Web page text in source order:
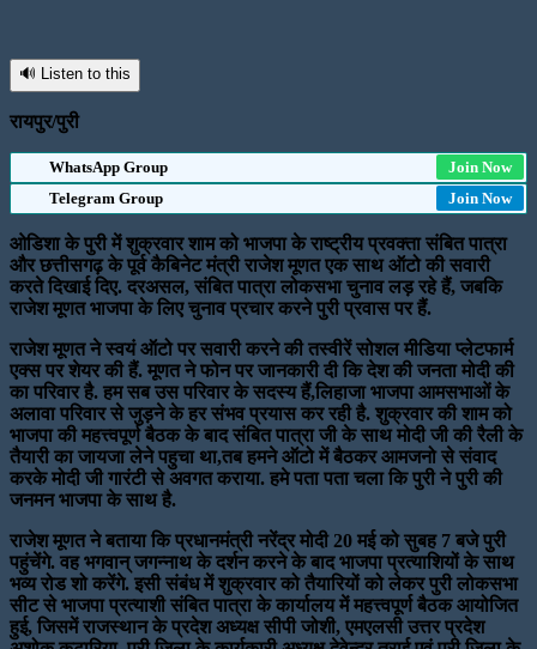
🔊 Listen to this
रायपुर/पुरी
WhatsApp Group
Join Now
Telegram Group
Join Now
ओडिशा के पुरी में शुक्रवार शाम को भाजपा के राष्ट्रीय प्रवक्ता संबित पात्रा
और छत्तीसगढ़ के पूर्व कैबिनेट मंत्री राजेश मूणत एक साथ ऑटो की सवारी
करते दिखाई दिए. दरअसल, संबित पात्रा लोकसभा चुनाव लड़ रहे हैं, जबकि
राजेश मूणत भाजपा के लिए चुनाव प्रचार करने पुरी प्रवास पर हैं.
राजेश मूणत ने स्वयं ऑटो पर सवारी करने की तस्वीरें सोशल मीडिया प्लेटफार्म
एक्स पर शेयर की हैं. मूणत ने फोन पर जानकारी दी कि देश की जनता मोदी की
का परिवार है. हम सब उस परिवार के सदस्य हैं,लिहाजा भाजपा आमसभाओं के
अलावा परिवार से जुड़ने के हर संभव प्रयास कर रही है. शुक्रवार की शाम को
भाजपा की महत्त्वपूर्ण बैठक के बाद संबित पात्रा जी के साथ मोदी जी की रैली के
तैयारी का जायजा लेने पहुचा था,तब हमने ऑटो में बैठकर आमजनो से संवाद
करके मोदी जी गारंटी से अवगत कराया. हमे पता पता चला कि पुरी ने पुरी की
जनमन भाजपा के साथ है.
राजेश मूणत ने बताया कि प्रधानमंत्री नरेंद्र मोदी 20 मई को सुबह 7 बजे पुरी
पहुंचेंगे. वह भगवान् जगन्नाथ के दर्शन करने के बाद भाजपा प्रत्याशियों के साथ
भव्य रोड शो करेंगे. इसी संबंध में शुक्रवार को तैयारियों को लेकर पुरी लोकसभा
सीट से भाजपा प्रत्याशी संबित पात्रा के कार्यालय में महत्त्वपूर्ण बैठक आयोजित
हुई, जिसमें राजस्थान के प्रदेश अध्यक्ष सीपी जोशी, एमएलसी उत्तर प्रदेश